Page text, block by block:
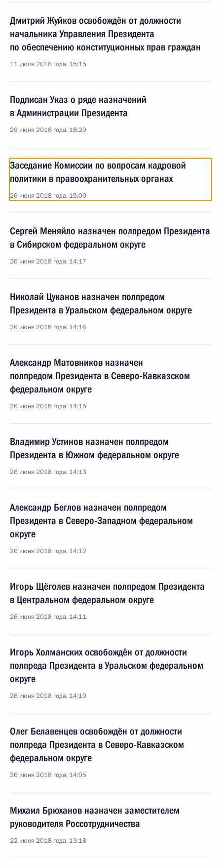
Дмитрий Жуйков освобождён от должности
начальника Управления Президента
по обеспечению конституционных прав граждан
11 июля 2018 года, 15:15
Подписан Указ о ряде назначений
в Администрации Президента
29 июня 2018 года, 18:20
Заседание Комиссии по вопросам кадровой
политики в правоохранительных органах
26 июня 2018 года, 15:00
Сергей Меняйло назначен полпредом Президента
в Сибирском федеральном округе
26 июня 2018 года, 14:17
Николай Цуканов назначен полпредом
Президента в Уральском федеральном округе
26 июня 2018 года, 14:16
Александр Матовников назначен
полпредом Президента в Северо-Кавказском
федеральном округе
26 июня 2018 года, 14:15
Владимир Устинов назначен полпредом
Президента в Южном федеральном округе
26 июня 2018 года, 14:13
Александр Беглов назначен полпредом
Президента в Северо-Западном федеральном
округе
26 июня 2018 года, 14:12
Игорь Щёголев назначен полпредом Президента
в Центральном федеральном округе
26 июня 2018 года, 14:11
Игорь Холманских освобождён от должности
полпреда Президента в Уральском федеральном
округе
26 июня 2018 года, 14:10
Олег Белавенцев освобождён от должности
полпреда Президента в Северо-Кавказском
федеральном округе
26 июня 2018 года, 14:05
Михаил Брюханов назначен заместителем
руководителя Россотрудничества
22 июня 2018 года, 13:18